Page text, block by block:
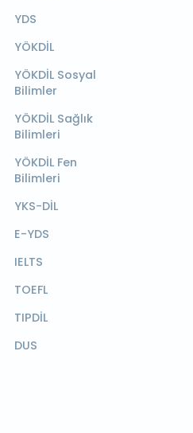
YDS
YÖKDİL
YÖKDİL Sosyal
Bilimler
YÖKDİL Sağlık
Bilimleri
YÖKDİL Fen
Bilimleri
YKS-DİL
E-YDS
IELTS
TOEFL
TIPDİL
DUS